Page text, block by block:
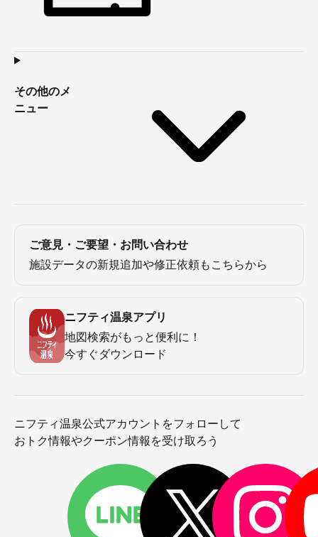
その他のメ
ニュー
ご意見・ご要望・お問い合わせ
施設データの新規追加や修正依頼もこちらから
ニフティ温泉アプリ
地図検索がもっと便利に！
今すぐダウンロード
ニフティ温泉公式アカウントをフォローして
おトク情報やクーポン情報を受け取ろう